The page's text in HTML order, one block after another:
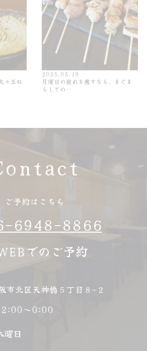
々玉ね
2025.05.19
月曜日の疲れを癒すなら、まぐま
らしでの…
ご予約はこちら
6948-8866
でのご予約
市北区天神橋５丁目８−２
～0:00
曜日